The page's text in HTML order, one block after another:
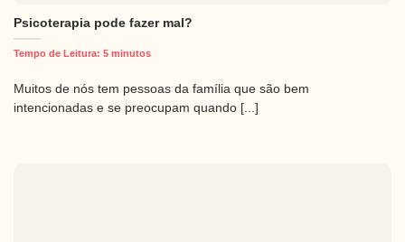
Psicoterapia pode fazer mal?
Tempo de Leitura: 5 minutos
Muitos de nós tem pessoas da família que são bem
intencionadas e se preocupam quando [...]